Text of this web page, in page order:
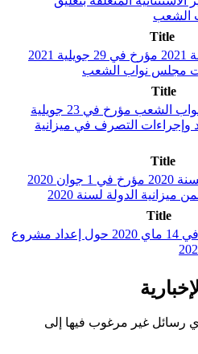
الشعب
Title
أمر رئاسي عدد 80 لسنة 2021 مؤرخ في 29 جويلية 2021
مجلس نواب الشعب
Title
قرار من رئيس مجلس نواب الشعب مؤرخ في 23 جويلية
وإجراءات التصرف في ميزانية
Title
أمر حكومي عـدد 349 لسنة 2020 مؤرخ في 1 جوان 2020
الدولة لسنة 2020
Title
منشور عدد 16 مؤرخ في 14 ماي 2020 حول إعداد مشروع
رسائل غير مرغوب فيها إلى